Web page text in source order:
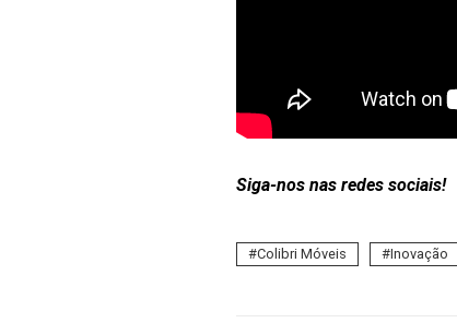
Siga-nos nas redes sociais!
Colibri Móveis Inovação